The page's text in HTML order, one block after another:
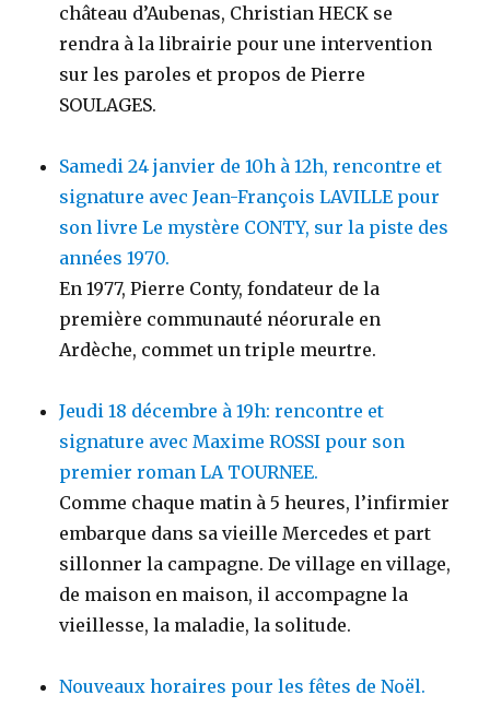
château d’Aubenas, Christian HECK se
rendra à la librairie pour une intervention
sur les paroles et propos de Pierre
SOULAGES.
Samedi 24 janvier de 10h à 12h, rencontre et
signature avec Jean-François LAVILLE pour
son livre Le mystère CONTY, sur la piste des
années 1970.
En 1977, Pierre Conty, fondateur de la
première communauté néorurale en
Ardèche, commet un triple meurtre.
Jeudi 18 décembre à 19h: rencontre et
signature avec Maxime ROSSI pour son
premier roman LA TOURNEE.
Comme chaque matin à 5 heures, l’infirmier
embarque dans sa vieille Mercedes et part
sillonner la campagne. De village en village,
de maison en maison, il accompagne la
vieillesse, la maladie, la solitude.
Nouveaux horaires pour les fêtes de Noël.